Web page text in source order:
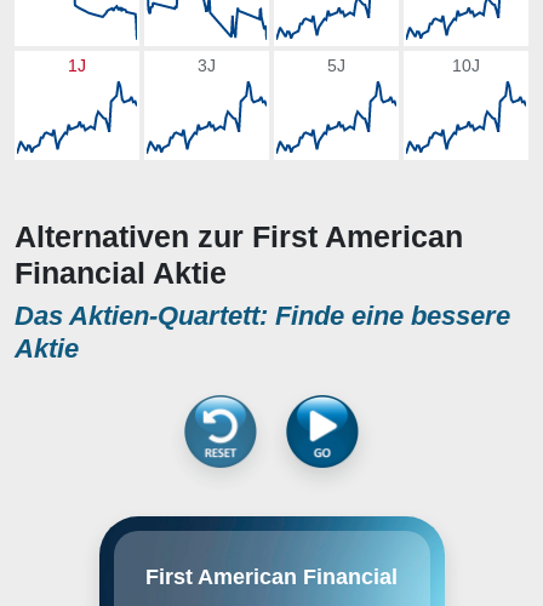
1J 3J 5J 10J
Alternativen zur First American
Financial Aktie
Das Aktien-Quartett: Finde eine bessere
Aktie
First American Financial
engages in the provision of title